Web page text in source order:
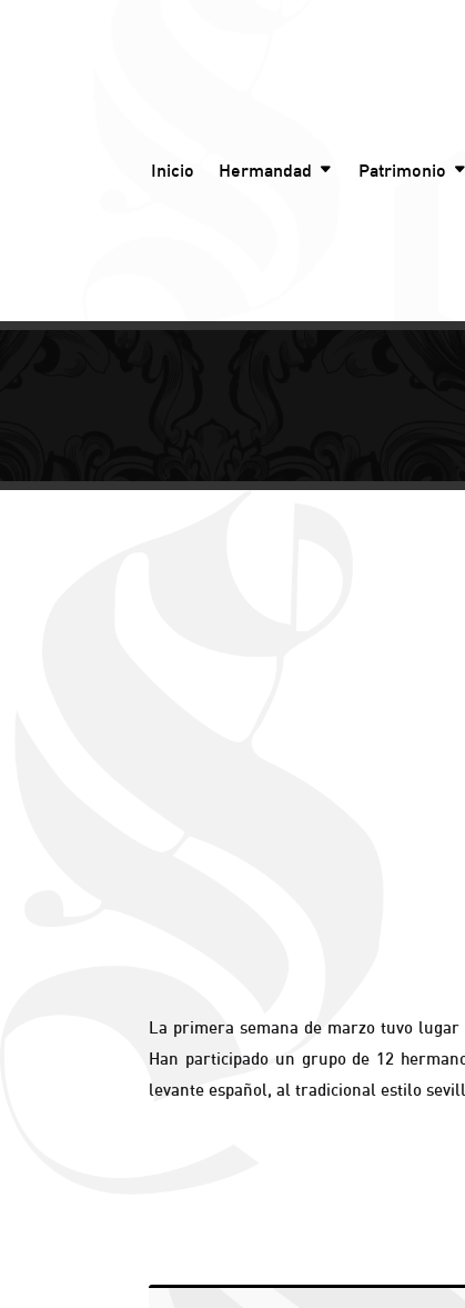
Inicio Hermandad Patrimonio
La primera semana de marzo tuvo
Han participado un grupo de 12
levante español, al tradicional estilo